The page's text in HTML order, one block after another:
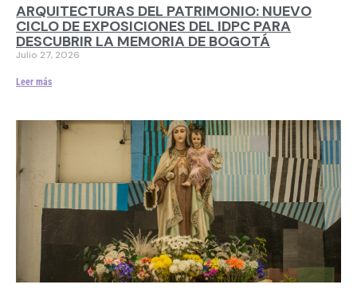
ARQUITECTURAS DEL PATRIMONIO: NUEVO
CICLO DE EXPOSICIONES DEL IDPC PARA
DESCUBRIR LA MEMORIA DE BOGOTÁ
Julio 27, 2026
Leer más